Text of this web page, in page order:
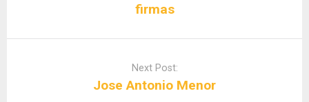
firmas
Next Post:
Jose Antonio Menor